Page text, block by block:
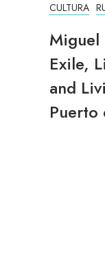
CULTURA
Miguel
Exile,
and
Puerto